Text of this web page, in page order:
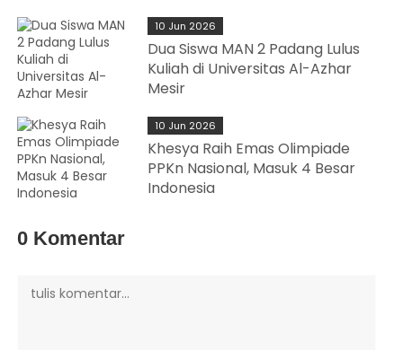
10 Jun 2026
Dua Siswa MAN 2 Padang Lulus
Kuliah di Universitas Al-Azhar
Mesir
10 Jun 2026
Khesya Raih Emas Olimpiade
PPKn Nasional, Masuk 4 Besar
Indonesia
0 Komentar